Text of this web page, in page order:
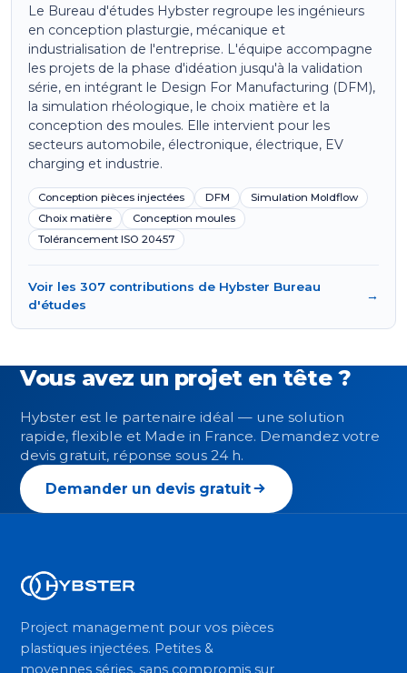
Le Bureau d'études Hybster regroupe les ingénieurs
en conception plasturgie, mécanique et
industrialisation de l'entreprise. L'équipe accompagne
les projets de la phase d'idéation jusqu'à la validation
série, en intégrant le Design For Manufacturing (DFM),
la simulation rhéologique, le choix matière et la
conception des moules. Elle intervient pour les
secteurs automobile, électronique, électrique, EV
charging et industrie.
Conception pièces injectées DFM
Simulation Moldflow
Choix matière
Conception moules
Tolérancement ISO 20457
Voir les 307 contributions de Hybster Bureau
d'études
→
Vous avez un projet en tête ?
Hybster est le partenaire idéal — une solution
rapide, flexible et Made in France. Demandez votre
devis gratuit, réponse sous 24 h.
Demander un devis gratuit
Project management pour vos pièces
plastiques injectées. Petites &
moyennes séries, sans compromis sur